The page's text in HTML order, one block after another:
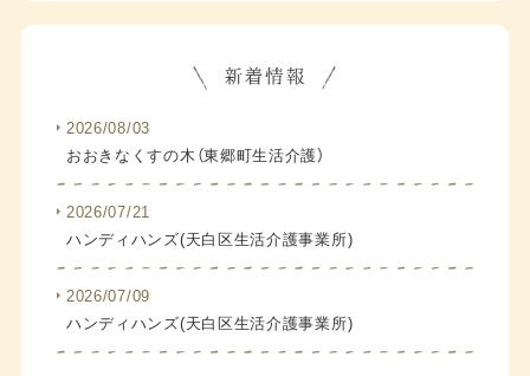
2026/08/03
おおきなくすの木（東郷町生活介護）
2026/07/21
ハンディハンズ(天白区生活介護事業所)
2026/07/09
ハンディハンズ(天白区生活介護事業所)